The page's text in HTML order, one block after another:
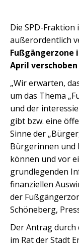
Die SPD-Fraktion
außerordentlich
Fußgängerzone
April verschoben
„Wir erwarten,
um das Thema
und der
gibt bzw. eine
Sinne der
Bürgerinnen und
können und vor
grundlegenden
finanziellen
der
Schöneberg,
Der Antrag durch
im Rat der Stadt